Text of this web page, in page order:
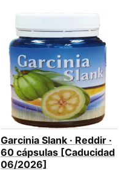
Garcinia Slank · Reddir ·
60 cápsulas [Caducidad
06/2026]